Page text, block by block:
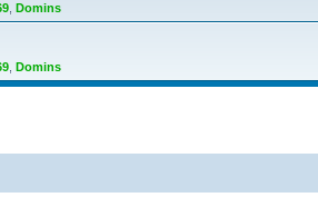
Domins
Domins